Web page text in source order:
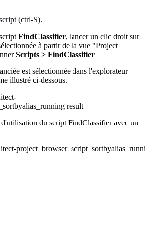
(ctrl-S).
FindClassifier, lancer un clic droit sur
à partir de la vue "Project
Scripts > FindClassifier
est sélectionnée dans l'explorateur
illustré ci-dessous.
du script FindClassifier avec un